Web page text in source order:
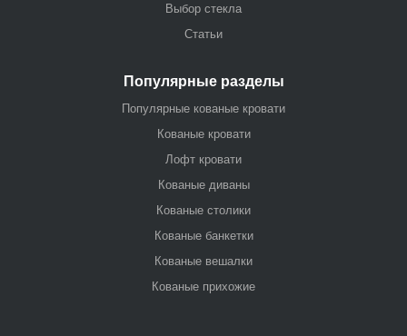
Выбор стекла
Статьи
Популярные разделы
Популярные кованые кровати
Кованые кровати
Лофт кровати
Кованые диваны
Кованые столики
Кованые банкетки
Кованые вешалки
Кованые прихожие